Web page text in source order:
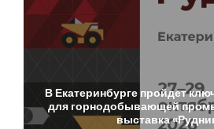
В Екатеринбурге пройдет
для горнодобывающей
выставка